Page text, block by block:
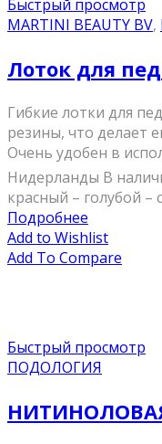
Быстрый просмотр
MARTINI BEAUTY BV,
Лоток для
Гибкие лотки для
резины, что делает
Очень удобен в
Нидерланды В
красный – голубой –
Подробнее
Add to Wishlist
Add To Compare
Быстрый просмотр
ПОДОЛОГИЯ